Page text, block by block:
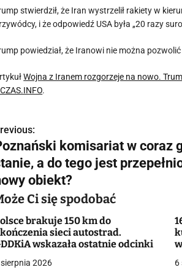
stwierdził, że Iran wystrzelił rakiety w
i że odpowiedź USA była „20 razy
powiedział, że Iranowi nie można
Wojna z Iranem rozgorzeje na nowo.
.
komisariat w coraz
a do tego jest
obiekt?
Ci się spodobać
brakuje 150 km do
sieci autostrad.
wskazała ostatnie odcinki
2026 6